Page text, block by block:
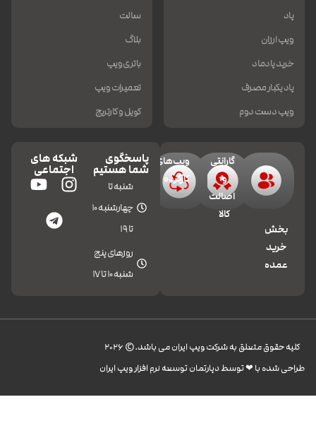
پاد
ویپ ارزان
خرید پادماد
پاد یکبار مصرف
ویپ دست دوم
سالت
بلاگ
باتری ویپ
تعمیرات ویپ
کویل و کارتریج
بخش
خرید
عمده
گارانتی
و
اصالت
کالا
ویپ‌های
کارکرده
پاسخگوی
شما هستیم
شنبه تا
چهارشنبه 10
تا 19
روزهای پنج
شنبه 10 تا 17
شبکه های
اجتماعی
کليه حقوق متعلق به شرکت ویپ ایران می باشد.© 2026
طراحی شده با ❤︎ توسط دپارتمان توسعه نرم افزار ویپ ایران